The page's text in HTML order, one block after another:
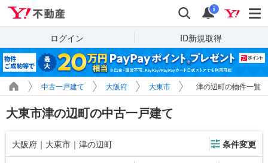
検索 通知
i
ログイン ID新規取得
中古一戸建て 大阪府 大東市 津の辺町の物件一覧
大東市津の辺町の中古一戸建て
大阪府｜大東市｜津の辺町 条件変更